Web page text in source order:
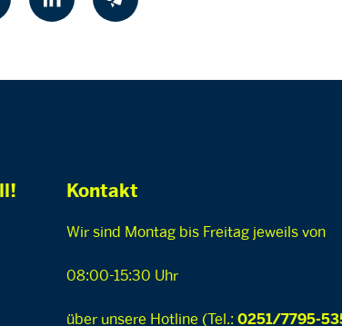
Kontakt
Wir sind Montag bis Freitag jeweils von
08:00-15:30 Uhr
über unsere Hotline (Tel.: 0251/7795-